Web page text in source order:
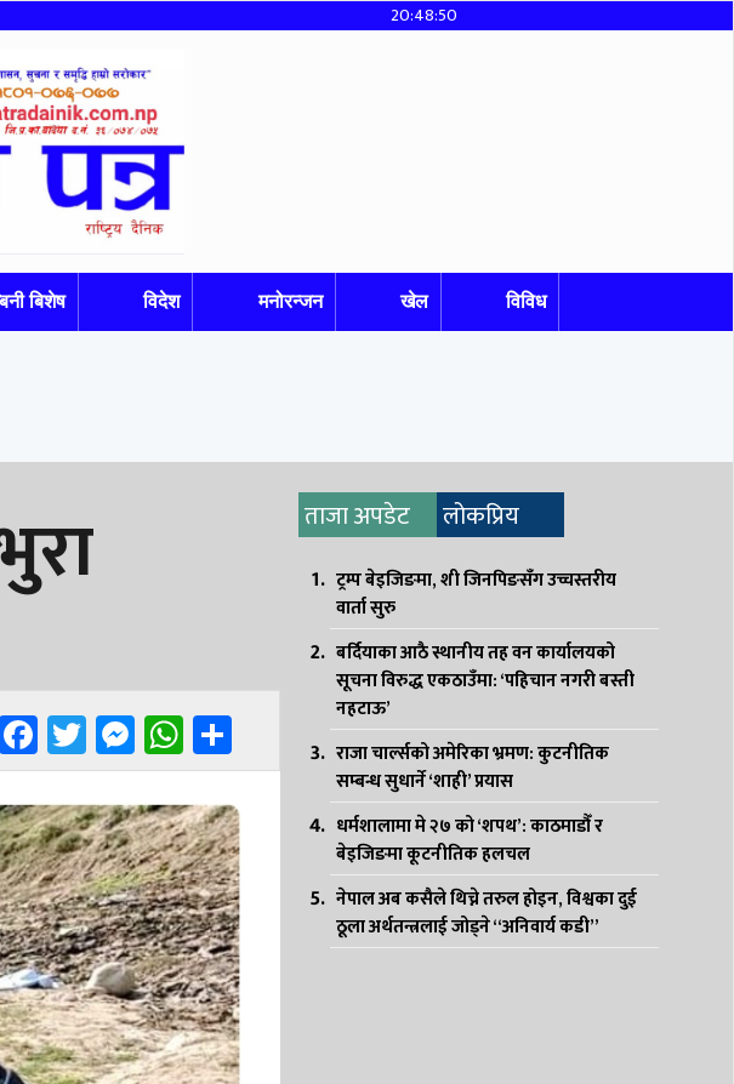
20:48:51
बिशेष विदेश मनोरन्जन खेल विविध
Facebook
Twitter
Messenger
WhatsApp
Share
ताजा अपडेट लोकप्रिय
ट्रम्प बेइजिङमा, शी जिनपिङसँग उच्चस्तरीय
वार्ता सुरु
बर्दियाका आठै स्थानीय तह वन कार्यालयको
सूचना विरुद्ध एकठाउँमा: ‘पहिचान नगरी बस्ती
नहटाऊ’
राजा चार्ल्सको अमेरिका भ्रमण: कुटनीतिक
सम्बन्ध सुधार्ने ‘शाही’ प्रयास
धर्मशालामा मे २७ को ‘शपथ’: काठमाडौँ र
बेइजिङमा कूटनीतिक हलचल
नेपाल अब कसैले थिच्ने तरुल होइन, विश्वका दुई
ठूला अर्थतन्त्रलाई जोड्ने “अनिवार्य कडी”